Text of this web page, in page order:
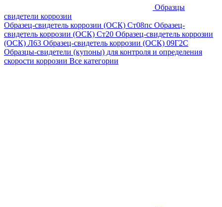
Образцы
свидетели коррозии
Образец-свидетель коррозии (ОСК) Ст08пс Образец-
свидетель коррозии (ОСК) Ст20 Образец-свидетель коррозии
(ОСК) Л63 Образец-свидетель коррозии (ОСК) 09Г2С
Образцы-свидетели (купоны) для контроля и определения
скорости коррозии Все категории